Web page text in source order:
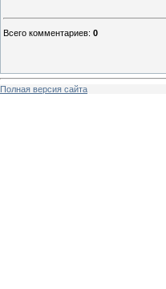
Всего комментариев: 0
Полная версия сайта